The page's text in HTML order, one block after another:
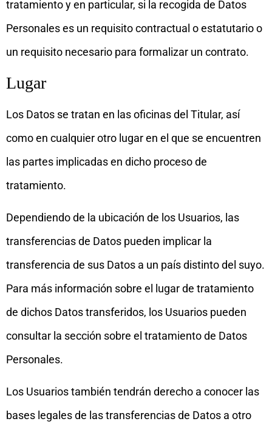
tratamiento y en particular, si la recogida de Datos
Personales es un requisito contractual o estatutario o
un requisito necesario para formalizar un contrato.
Lugar
Los Datos se tratan en las oficinas del Titular, así
como en cualquier otro lugar en el que se encuentren
las partes implicadas en dicho proceso de
tratamiento.
Dependiendo de la ubicación de los Usuarios, las
transferencias de Datos pueden implicar la
transferencia de sus Datos a un país distinto del suyo.
Para más información sobre el lugar de tratamiento
de dichos Datos transferidos, los Usuarios pueden
consultar la sección sobre el tratamiento de Datos
Personales.
Los Usuarios también tendrán derecho a conocer las
bases legales de las transferencias de Datos a otro